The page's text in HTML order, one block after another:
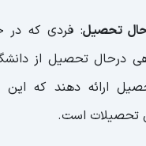
حال تحصیل: فردی که در
درحال تحصیل از
ارائه دهند که این
تحصیلات است.